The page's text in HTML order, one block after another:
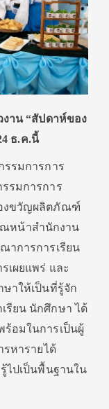
งาน “สัปดาห์ของ
ธ.ค.นี้
รมการการ
รมการการ
งขวัญผลิตภัณฑ์
ณหน้าสำนักงาน
าการการเรียน
เผยแพร่ และ
าให้เป็นที่รู้จัก
รียน นักศึกษา ได้
อมในการเป็นผู้
รหารายได้
ไปเป็นพื้นฐานใน